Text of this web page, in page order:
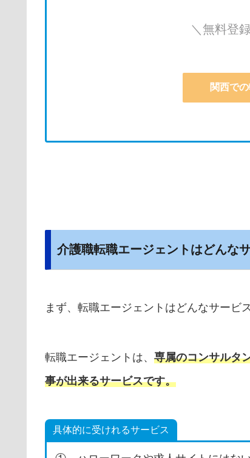
＼無料登
関西で
介護職転職エージェントはどんな
まず、転職エージェントはどんなサービ
転職エージェントは、 専属のコンサルタ
事が出来るサービスです。
具体的に受けれるサービス